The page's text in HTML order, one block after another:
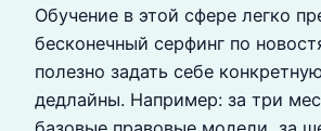
Обучение в этой сфере легко
бесконечный серфинг по
полезно задать себе
дедлайны. Например: за три